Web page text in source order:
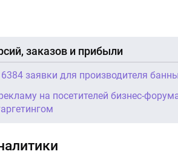
заказов и прибыли
заявки для производителя
на посетителей бизнес-